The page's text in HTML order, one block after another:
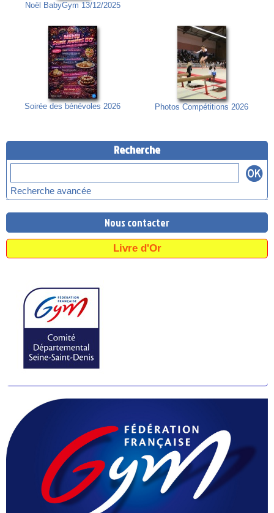
Noël BabyGym 13/12/2025
Soirée des bénévoles 2026 Photos Compétitions 2026
Recherche
Recherche avancée
Nous contacter
Livre d'Or